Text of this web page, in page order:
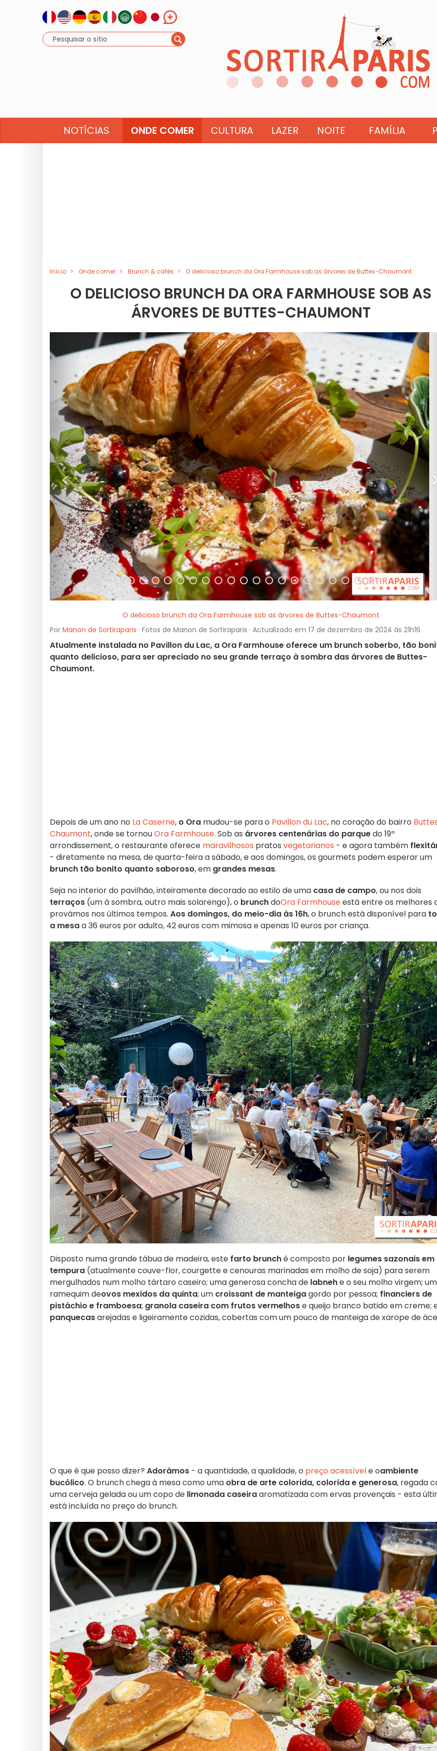
NOTÍCIAS ONDE COMER CULTURA LAZER NOITE FAMÍLIA
Início Onde comer Brunch & cafés O delicioso brunch da Ora Farmhouse sob as árvores de Buttes-Chaumont
O DELICIOSO BRUNCH DA ORA FARMHOUSE SOB AS
ÁRVORES DE BUTTES-CHAUMONT
<
O delicioso brunch da Ora Farmhouse sob as árvores de Buttes-Chaumont
Por Manon de Sortiraparis · Fotos de Manon de Sortiraparis · Actualizado em 17 de dezembro de 2024 às 21h16
Atualmente instalada no Pavillon du Lac, a Ora Farmhouse oferece um brunch soberbo, tão
quanto delicioso, para ser apreciado no seu grande terraço à sombra das árvores de Buttes-
Chaumont.
Depois de um ano no La Caserne, o Ora mudou-se para o Pavillon du Lac, no coração do bairro
Chaumont, onde se tornouOra Farmhouse. Sob as árvores centenárias do parquedo 19º
arrondissement, o restaurante oferece maravilhosos pratos vegetarianos - e agora também
- diretamente na mesa, de quarta-feira a sábado, e aos domingos, os gourmets podem esperar um
brunch tão bonito quanto saboroso, em grandes mesas.
Seja no interior do pavilhão, inteiramente decorado ao estilo de uma casa de campo, ou nos dois
terraços (um à sombra, outro mais solarengo), o brunchdoOra Farmhouseestá entre os melhores
provámos nos últimos tempos. Aos domingos, do meio-dia às 16h, o brunch está disponível para
a mesaa 36 euros por adulto, 42 euros com mimosa e apenas 10 euros por criança.
Disposto numa grande tábua de madeira, este farto brunché composto por legumes sazonais em
tempura (atualmente couve-flor, courgette e cenouras marinadas em molho de soja) para serem
mergulhados num molho tártaro caseiro; uma generosa concha de labnehe o seu molho virgem; um
ramequim deovos mexidos da quinta; um croissant de manteigagordo por pessoa; financiers de
pistáchio e framboesa; granola caseira com frutos vermelhose queijo branco batido em creme;
panquecasarejadas e ligeiramente cozidas, cobertas com um pouco de manteiga de xarope de
O que é que posso dizer? Adorámos - a quantidade, a qualidade, o preço acessívele oambiente
bucólico. O brunch chega à mesa como uma obra de arte colorida, colorida e generosa, regada
uma cerveja gelada ou um copo de limonada caseiraaromatizada com ervas provençais - esta
está incluída no preço do brunch.